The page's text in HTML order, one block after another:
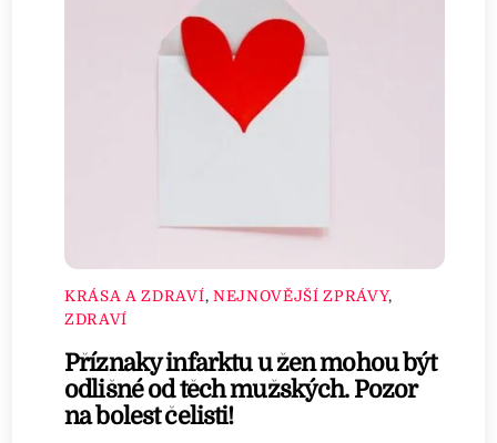
KRÁSA A ZDRAVÍ, NEJNOVĚJŠÍ ZPRÁVY,
ZDRAVÍ
Příznaky infarktu u žen mohou být
odlišné od těch mužských. Pozor
na bolest čelisti!